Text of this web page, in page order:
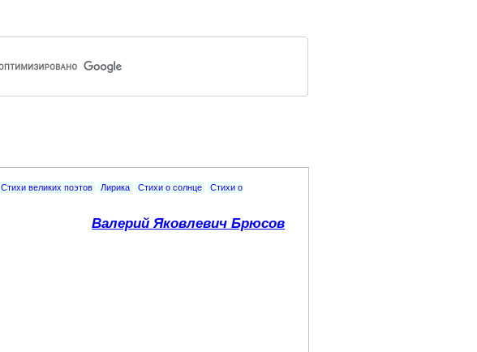
Стихи великих поэтов Лирика Стихи о солнце
Стихи о
Валерий Яковлевич Брюсов